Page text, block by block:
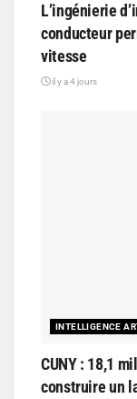
L’ingénierie
conducteur
vitesse
il y a 4 jours
INTELLIGENCE
CUNY : 18,1
construire un